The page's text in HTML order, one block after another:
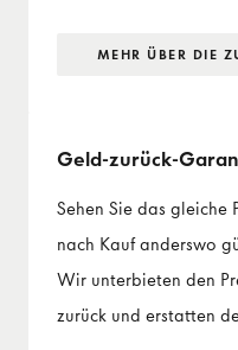
MEHR ÜBER DIE
Geld-zurück-
Sehen Sie das gleiche
nach Kauf anderswo
Wir unterbieten den
zurück und erstatten